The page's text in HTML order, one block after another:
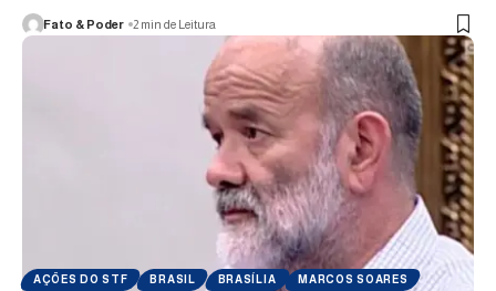
Fato & Poder 2 min de Leitura
AÇÕES DO STF BRASIL BRASÍLIA MARCOS SOARES